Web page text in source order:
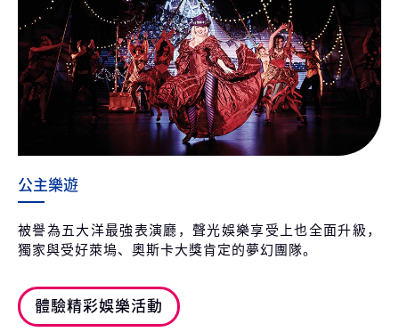
公主樂遊
被譽為五大洋最強表演廳，聲光娛樂享受上也全面升級，
獨家與受好萊塢、奧斯卡大獎肯定的夢幻團隊。
體驗精彩娛樂活動